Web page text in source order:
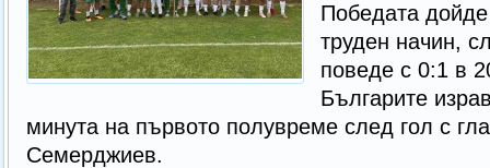
Победата
труден начин,
поведе с 0:1 в
Българите
минута на първото полувреме след гол с
Семерджиев.